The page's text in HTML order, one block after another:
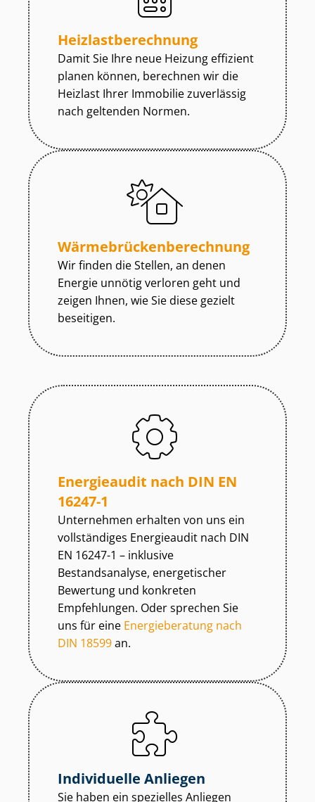
Heiz­last­be­rech­nung
Damit Sie Ihre neue Heizung effizient
planen können, berechnen wir die
Heizlast Ihrer Immobilie zuverlässig
nach geltenden Normen.
Wär­me­brü­cken­be­rech­nung
Wir finden die Stellen, an denen
Energie unnötig verloren geht und
zeigen Ihnen, wie Sie diese gezielt
beseitigen.
Energieaudit nach DIN EN
16247-1
Unternehmen erhalten von uns ein
vollständiges Energieaudit nach DIN
EN 16247-1 – inklusive
Bestandsanalyse, energetischer
Bewertung und konkreten
Empfehlungen. Oder sprechen Sie
uns für eine Energieberatung nach
DIN 18599an.
Individuelle Anliegen
Sie haben ein spezielles Anliegen